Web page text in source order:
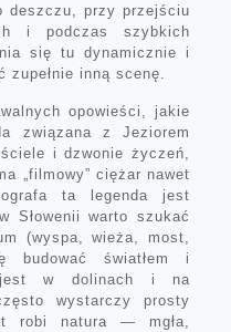
deszczu, przy przejściu
i podczas szybkich
się tu dynamicznie i
zupełnie inną scenę.
opowieści, jakie
związana z Jeziorem
i dzwonie życzeń,
„filmowy” ciężar nawet
ta legenda jest
Słowenii warto szukać
(wyspa, wieża, most,
budować światłem i
jest w dolinach i na
wystarczy prosty
robi natura — mgła,